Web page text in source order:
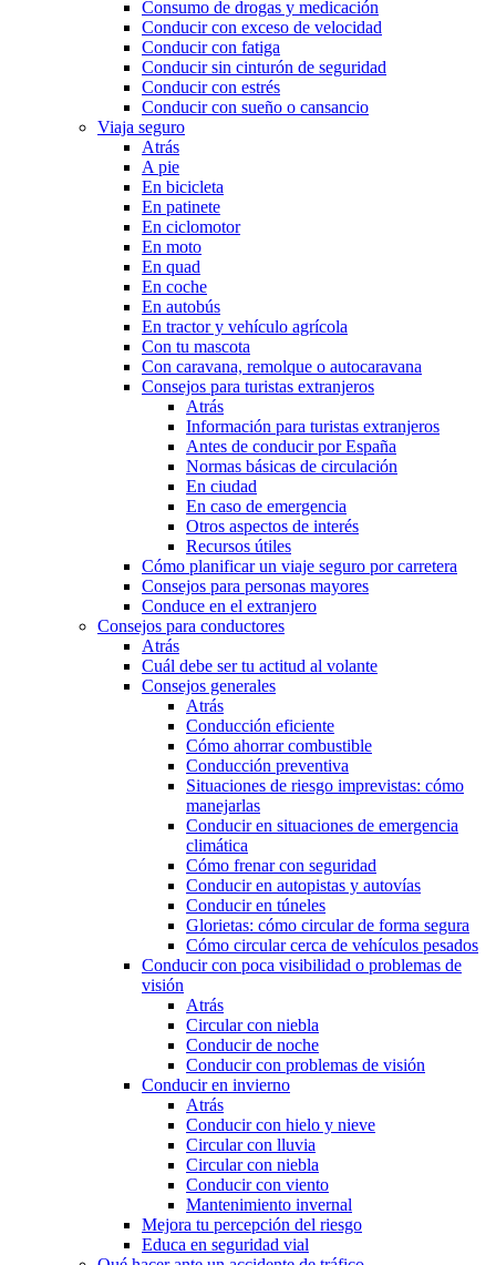
Consumo de drogas y medicación
Conducir con exceso de velocidad
Conducir con fatiga
Conducir sin cinturón de seguridad
Conducir con estrés
Conducir con sueño o cansancio
Viaja seguro
Atrás
A pie
En bicicleta
En patinete
En ciclomotor
En moto
En quad
En coche
En autobús
En tractor y vehículo agrícola
Con tu mascota
Con caravana, remolque o autocaravana
Consejos para turistas extranjeros
Atrás
Información para turistas extranjeros
Antes de conducir por España
Normas básicas de circulación
En ciudad
En caso de emergencia
Otros aspectos de interés
Recursos útiles
Cómo planificar un viaje seguro por carretera
Consejos para personas mayores
Conduce en el extranjero
Consejos para conductores
Atrás
Cuál debe ser tu actitud al volante
Consejos generales
Atrás
Conducción eficiente
Cómo ahorrar combustible
Conducción preventiva
Situaciones de riesgo imprevistas: cómo
manejarlas
Conducir en situaciones de emergencia
climática
Cómo frenar con seguridad
Conducir en autopistas y autovías
Conducir en túneles
Glorietas: cómo circular de forma segura
Cómo circular cerca de vehículos pesados
Conducir con poca visibilidad o problemas de
visión
Atrás
Circular con niebla
Conducir de noche
Conducir con problemas de visión
Conducir en invierno
Atrás
Conducir con hielo y nieve
Circular con lluvia
Circular con niebla
Conducir con viento
Mantenimiento invernal
Mejora tu percepción del riesgo
Educa en seguridad vial